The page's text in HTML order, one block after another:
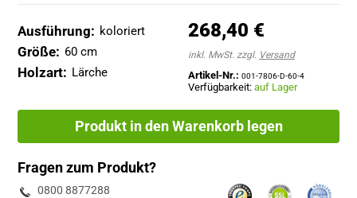
268,40 €
inkl. MwSt. zzgl. Versand
Artikel-Nr.: 001-7806-D-60-4
Verfügbarkeit:auf Lager
Produkt in den Warenkorb legen
Fragen zum Produkt?
0800 8877288